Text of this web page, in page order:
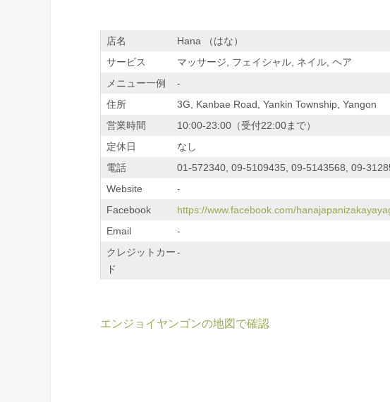
店名
Hana （はな）
サービス
マッサージ, フェイシャル, ネイル, ヘア
メニュー一例
-
住所
3G, Kanbae Road, Yankin Township, Yangon
営業時間
10:00-23:00（受付22:00まで）
定休日
なし
電話
01-572340, 09-5109435, 09-5143568, 09-
Website
-
Facebook
https://www.facebook.com/
Email
-
クレジットカー
ド
-
エンジョイヤンゴンの地図で確認